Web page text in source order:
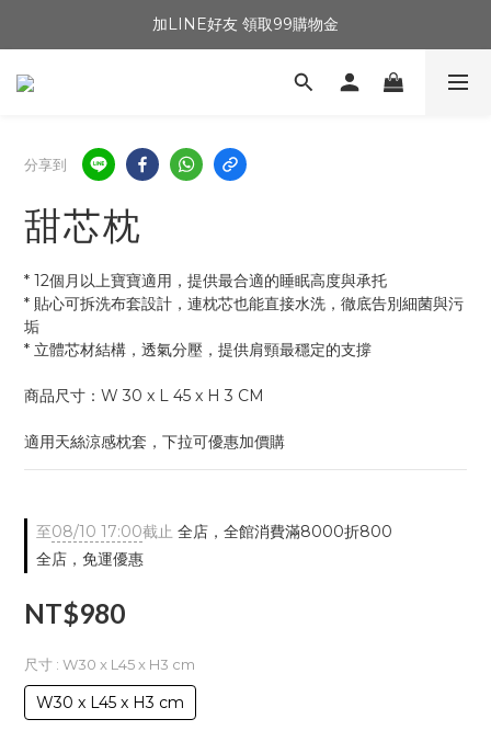
加LINE好友 領取99購物金
分享到
甜芯枕
* 12個月以上寶寶適用，提供最合適的睡眠高度與承托
* 貼心可拆洗布套設計，連枕芯也能直接水洗，徹底告別細菌與污
垢
* 立體芯材結構，透氣分壓，提供肩頸最穩定的支撐
商品尺寸：W 30 x L 45 x H 3 CM
適用天絲涼感枕套，下拉可優惠加價購
至08/10 17:00截止 全店，全館消費滿8000折800
全店，免運優惠
NT$980
尺寸 : W30 x L45 x H3 cm
W30 x L45 x H3 cm